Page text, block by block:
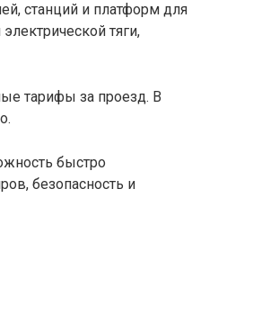
станций и платформ для
тяги,
тарифы за проезд. В
быстро
безопасность и